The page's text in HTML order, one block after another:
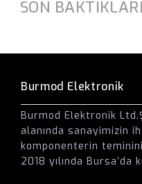
SON
Burmod Elektronik
Burmod Elektronik
alanında sanayimizin
komponenterin
2018 yılında Bursa’da